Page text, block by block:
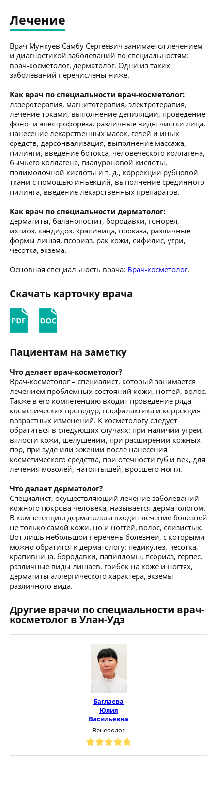
Лечение
Врач Мункуев Самбу Сергеевич занимается лечением
и диагностикой заболеваний по специальностям:
врач-косметолог, дерматолог. Одни из таких
заболеваний перечислены ниже.
Как врач по специальности врач-косметолог:
лазеротерапия, магнитотерапия, электротерапия,
лечение токами, выполнение депиляции, проведение
фоно- и электрофореза, различные виды чистки лица,
нанесение лекарственных масок, гелей и иных
средств, дарсонвализация, выполнение массажа,
пилинги, введение ботокса, человеческого коллагена,
бычьего коллагена, гиалуроновой кислоты,
полимолочной кислоты и т. д., коррекции рубцовой
ткани с помощью инъекций, выполнение срединного
пилинга, введение лекарственных препаратов.
Как врач по специальности дерматолог:
дерматиты, баланопостит, бородавки, гонорея,
ихтиоз, кандидоз, крапивица, проказа, различные
формы лишая, псориаз, рак кожи, сифилис, угри,
чесотка, экзема.
Основная специальность врача: Врач-косметолог.
Скачать карточку врача
Пациентам на заметку
Что делает врач-косметолог?
Врач-косметолог – специалист, который занимается
лечением проблемных состояний кожи, ногтей, волос.
Также в его компетенцию входит проведение ряда
косметических процедур, профилактика и коррекция
возрастных изменений. К косметологу следует
обратиться в следующих случаях: при наличии угрей,
вялости кожи, шелушении, при расширении кожных
пор, при зуде или жжении после нанесения
косметического средства, при отечности губ и век, для
лечения мозолей, натоптышей, вросшего ногтя.
Что делает дерматолог?
Специалист, осуществляющий лечение заболеваний
кожного покрова человека, называется дерматологом.
В компетенцию дерматолога входит лечение болезней
не только самой кожи, но и ногтей, волос, слизистых.
Вот лишь небольшой перечень болезней, с которыми
можно обратится к дерматологу: педикулез, чесотка,
крапивница, бородавки, папилломы, псориаз, герпес,
различные виды лишаев, грибок на коже и ногтях,
дерматиты аллергического характера, экземы
различного вида.
Другие врачи по специальности врач-
косметолог в Улан-Удэ
Баглаева
Юлия
Васильевна
Венеролог